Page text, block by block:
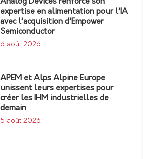
expertise en alimentation pour l’IA
avec l’acquisition d’Empower
Semiconductor
6 août 2026
APEM et Alps Alpine Europe
unissent leurs expertises pour
créer les IHM industrielles de
demain
5 août 2026